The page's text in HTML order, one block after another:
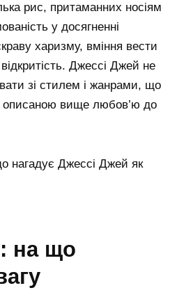
рис, притаманних носіям
у досягненні
харизму, вміння вести
Джессі Джей не
зі стилем і жанрами, що
описаною вище любов’ю до